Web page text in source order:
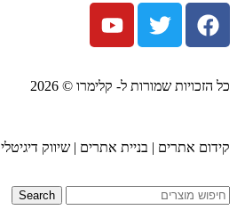
כל הזכויות שמורות ל- קלימרו © 2026
קידום אתרים | בניית אתרים | שיווק דיגיטלי
Search